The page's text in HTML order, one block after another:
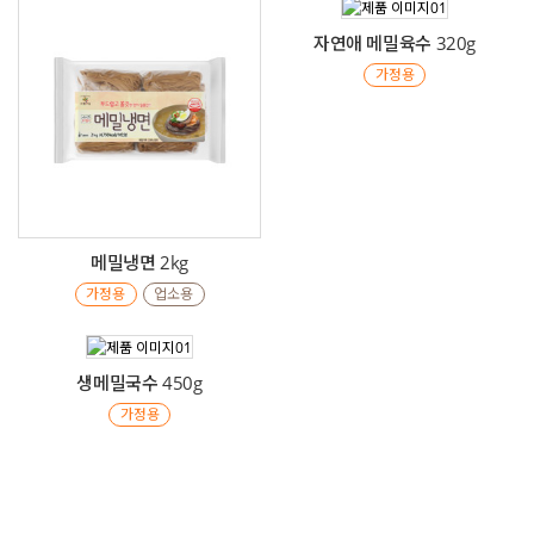
메밀냉면 2kg
가정용 업소용
자연애 메밀육수 320g
가정용
생메밀국수 450g
가정용